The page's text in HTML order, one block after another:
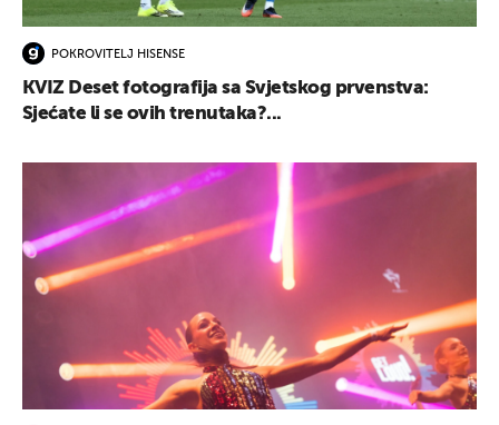
POKROVITELJ HISENSE
KVIZ Deset fotografija sa Svjetskog prvenstva:
Sjećate li se ovih trenutaka?...